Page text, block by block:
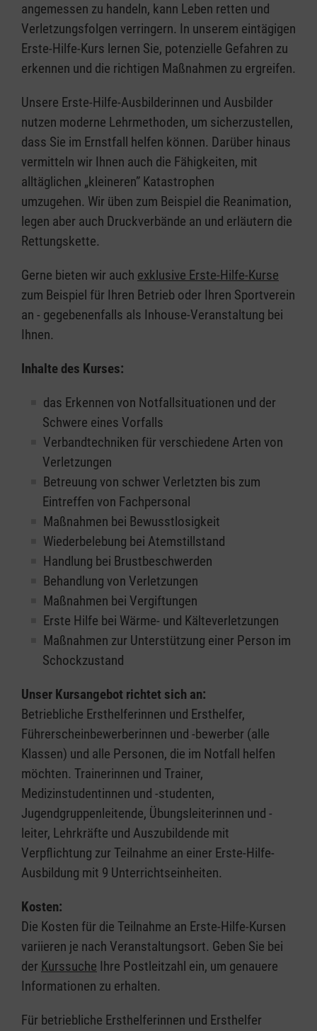
angemessen zu handeln, kann Leben retten und
Verletzungsfolgen verringern. In unserem eintägigen
Erste-Hilfe-Kurs lernen Sie, potenzielle Gefahren zu
erkennen und die richtigen Maßnahmen zu ergreifen.
Unsere Erste-Hilfe-Ausbilderinnen und Ausbilder
nutzen moderne Lehrmethoden, um sicherzustellen,
dass Sie im Ernstfall helfen können. Darüber hinaus
vermitteln wir Ihnen auch die Fähigkeiten, mit
alltäglichen „kleineren” Katastrophen
umzugehen. Wir üben zum Beispiel die Reanimation,
legen aber auch Druckverbände an und erläutern die
Rettungskette.
Gerne bieten wir auch exklusive Erste-Hilfe-Kurse
zum Beispiel für Ihren Betrieb oder Ihren Sportverein
an - gegebenenfalls als Inhouse-Veranstaltung bei
Ihnen.
Inhalte des Kurses:
das Erkennen von Notfallsituationen und der
Schwere eines Vorfalls
Verbandtechniken für verschiedene Arten von
Verletzungen
Betreuung von schwer Verletzten bis zum
Eintreffen von Fachpersonal
Maßnahmen bei Bewusstlosigkeit
Wiederbelebung bei Atemstillstand
Handlung bei Brustbeschwerden
Behandlung von Verletzungen
Maßnahmen bei Vergiftungen
Erste Hilfe bei Wärme- und Kälteverletzungen
Maßnahmen zur Unterstützung einer Person im
Schockzustand
Unser Kursangebot richtet sich an:
Betriebliche Ersthelferinnen und Ersthelfer,
Führerscheinbewerberinnen und -bewerber (alle
Klassen) und alle Personen, die im Notfall helfen
möchten. Trainerinnen und Trainer,
Medizinstudentinnen und -studenten,
Jugendgruppenleitende, Übungsleiterinnen und -
leiter, Lehrkräfte und Auszubildende mit
Verpflichtung zur Teilnahme an einer Erste-Hilfe-
Ausbildung mit 9 Unterrichtseinheiten.
Kosten:
Die Kosten für die Teilnahme an Erste-Hilfe-Kursen
variieren je nach Veranstaltungsort. Geben Sie bei
der Kurssuche Ihre Postleitzahl ein, um genauere
Informationen zu erhalten.
Für betriebliche Ersthelferinnen und Ersthelfer